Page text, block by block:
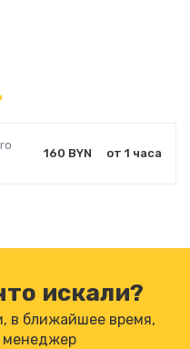
160 BYN от 1 часа
искали?
в ближайшее время,
менеджер